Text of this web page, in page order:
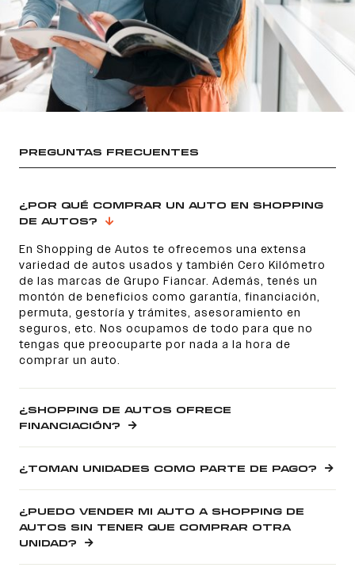
PREGUNTAS FRECUENTES
¿POR QUÉ COMPRAR UN AUTO EN SHOPPING
DE AUTOS?
En Shopping de Autos te ofrecemos una extensa
variedad de autos usados y también Cero Kilómetro
de las marcas de Grupo Fiancar. Además, tenés un
montón de beneficios como garantía, financiación,
permuta, gestoría y trámites, asesoramiento en
seguros, etc. Nos ocupamos de todo para que no
tengas que preocuparte por nada a la hora de
comprar un auto.
¿SHOPPING DE AUTOS OFRECE
FINANCIACIÓN?
¿TOMAN UNIDADES COMO PARTE DE PAGO?
¿PUEDO VENDER MI AUTO A SHOPPING DE
AUTOS SIN TENER QUE COMPRAR OTRA
UNIDAD?